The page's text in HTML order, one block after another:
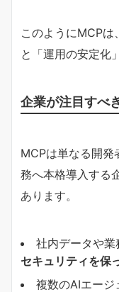
このようにMCPは
と「運用の安定化
企業が注目すべ
MCPは単なる開発
務へ本格導入する
あります。
社内データや業
セキュリティを保
複数のAIエージ